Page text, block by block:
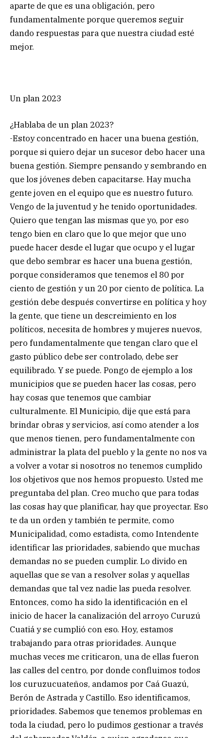
aparte de que es una obligación, pero
fundamentalmente porque queremos seguir
dando respuestas para que nuestra ciudad esté
mejor.
Un plan 2023
¿Hablaba de un plan 2023?
-Estoy concentrado en hacer una buena gestión,
porque si quiero dejar un sucesor debo hacer una
buena gestión. Siempre pensando y sembrando en
que los jóvenes deben capacitarse. Hay mucha
gente joven en el equipo que es nuestro futuro.
Vengo de la juventud y he tenido oportunidades.
Quiero que tengan las mismas que yo, por eso
tengo bien en claro que lo que mejor que uno
puede hacer desde el lugar que ocupo y el lugar
que debo sembrar es hacer una buena gestión,
porque consideramos que tenemos el 80 por
ciento de gestión y un 20 por ciento de política. La
gestión debe después convertirse en política y hoy
la gente, que tiene un descreimiento en los
políticos, necesita de hombres y mujeres nuevos,
pero fundamentalmente que tengan claro que el
gasto público debe ser controlado, debe ser
equilibrado. Y se puede. Pongo de ejemplo a los
municipios que se pueden hacer las cosas, pero
hay cosas que tenemos que cambiar
culturalmente. El Municipio, dije que está para
brindar obras y servicios, así como atender a los
que menos tienen, pero fundamentalmente con
administrar la plata del pueblo y la gente no nos va
a volver a votar si nosotros no tenemos cumplido
los objetivos que nos hemos propuesto. Usted me
preguntaba del plan. Creo mucho que para todas
las cosas hay que planificar, hay que proyectar. Eso
te da un orden y también te permite, como
Municipalidad, como estadista, como Intendente
identificar las prioridades, sabiendo que muchas
demandas no se pueden cumplir. Lo divido en
aquellas que se van a resolver solas y aquellas
demandas que tal vez nadie las pueda resolver.
Entonces, como ha sido la identificación en el
inicio de hacer la canalización del arroyo Curuzú
Cuatiá y se cumplió con eso. Hoy, estamos
trabajando para otras prioridades. Aunque
muchas veces me criticaron, una de ellas fueron
las calles del centro, por donde confluimos todos
los curuzucuateños, andamos por Caá Guazú,
Berón de Astrada y Castillo. Eso identificamos,
prioridades. Sabemos que tenemos problemas en
toda la ciudad, pero lo pudimos gestionar a través